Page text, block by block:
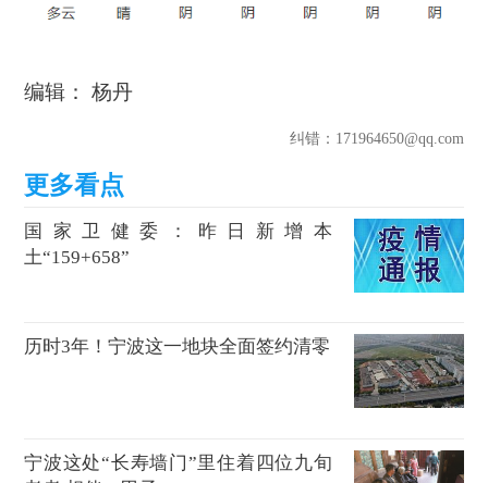
编辑： 杨丹
纠错：171964650@qq.com
国家卫健委：昨日新增本
土“159+658”
历时3年！宁波这一地块全面签约清零
宁波这处“长寿墙门”里住着四位九旬